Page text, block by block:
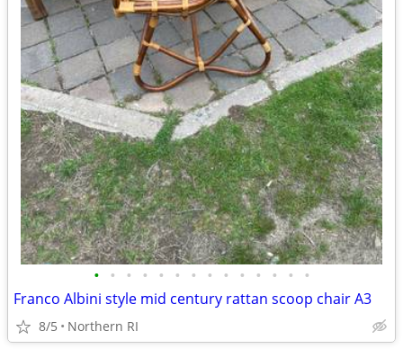
• • • • • • • • • • • • • •
Franco Albini style mid century rattan scoop chair A3
8/5 Northern RI